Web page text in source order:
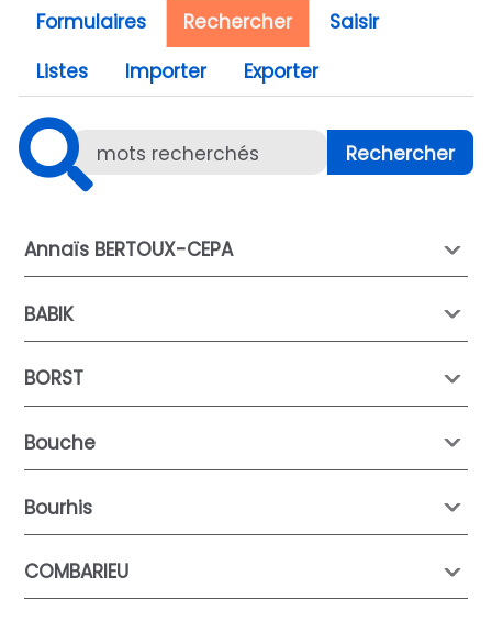
Formulaires Rechercher
Saisir
Listes
Importer Exporter
Annaïs BERTOUX-CEPA
BABIK
BORST
Bouche
Bourhis
COMBARIEU